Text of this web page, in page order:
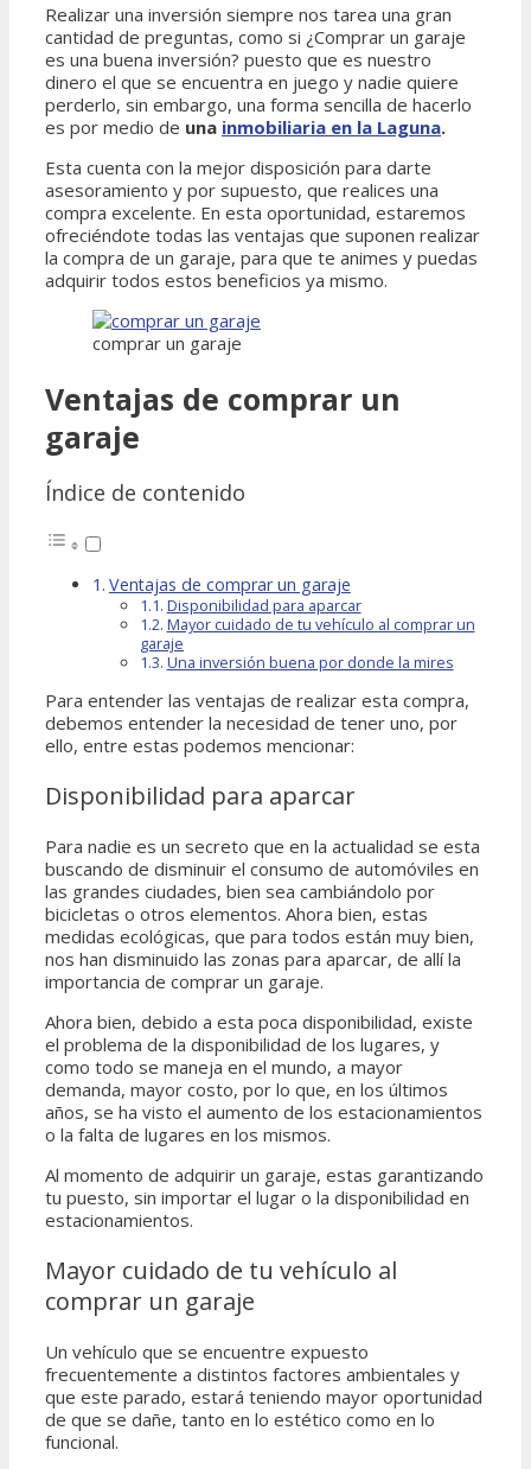
Realizar una inversión siempre nos tarea una gran
cantidad de preguntas, como si ¿Comprar un garaje
es una buena inversión? puesto que es nuestro
dinero el que se encuentra en juego y nadie quiere
perderlo, sin embargo, una forma sencilla de hacerlo
es por medio de una inmobiliaria en la Laguna.
Esta cuenta con la mejor disposición para darte
asesoramiento y por supuesto, que realices una
compra excelente. En esta oportunidad, estaremos
ofreciéndote todas las ventajas que suponen realizar
la compra de un garaje, para que te animes y puedas
adquirir todos estos beneficios ya mismo.
comprar un garaje
Ventajas de comprar un
garaje
Índice de contenido
Ventajas de comprar un garaje
Disponibilidad para aparcar
Mayor cuidado de tu vehículo al comprar un
garaje
Una inversión buena por donde la mires
Para entender las ventajas de realizar esta compra,
debemos entender la necesidad de tener uno, por
ello, entre estas podemos mencionar:
Disponibilidad para aparcar
Para nadie es un secreto que en la actualidad se esta
buscando de disminuir el consumo de automóviles en
las grandes ciudades, bien sea cambiándolo por
bicicletas o otros elementos. Ahora bien, estas
medidas ecológicas, que para todos están muy bien,
nos han disminuido las zonas para aparcar, de allí la
importancia de comprar un garaje.
Ahora bien, debido a esta poca disponibilidad, existe
el problema de la disponibilidad de los lugares, y
como todo se maneja en el mundo, a mayor
demanda, mayor costo, por lo que, en los últimos
años, se ha visto el aumento de los estacionamientos
o la falta de lugares en los mismos.
Al momento de adquirir un garaje, estas garantizando
tu puesto, sin importar el lugar o la disponibilidad en
estacionamientos.
Mayor cuidado de tu vehículo al
comprar un garaje
Un vehículo que se encuentre expuesto
frecuentemente a distintos factores ambientales y
que este parado, estará teniendo mayor oportunidad
de que se dañe, tanto en lo estético como en lo
funcional.